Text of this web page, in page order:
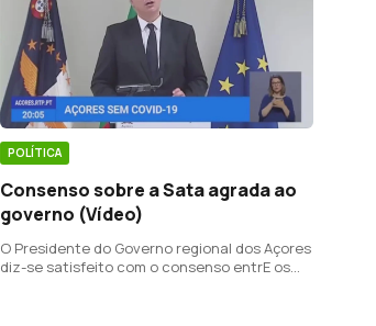
POLÍTICA
Consenso sobre a Sata agrada ao
governo (Vídeo)
O Presidente do Governo regional dos Açores
diz-se satisfeito com o consenso entrE os